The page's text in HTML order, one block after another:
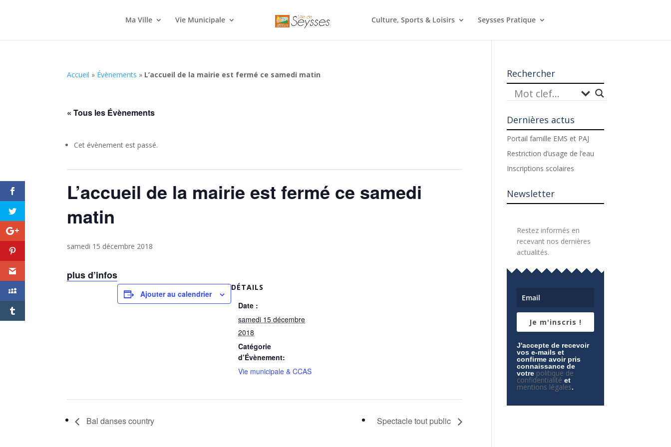
Ma Ville Vie Municipale Culture, Sports & Loisirs Seysses Pratique
Accueil » Évènements » L’accueil de la mairie est fermé ce samedi matin
« Tous les Évènements
Cet évènement est passé.
L’accueil de la mairie est fermé ce samedi
matin
samedi 15 décembre 2018
plus d’infos
Ajouter au calendrier
DÉTAILS
Date :
samedi 15 décembre
2018
Catégorie
d’Évènement:
Vie municipale & CCAS
Bal danses country Spectacle tout public
Rechercher
Dernières actus
Portail famille EMS et PAJ
Restriction d’usage de l’eau
Inscriptions scolaires
Newsletter
Restez informés en
recevant nos dernières
actualités.
Je m'inscris !
J'accepte de recevoir
vos e-mails et
confirme avoir pris
connaissance de
votre politique de
confidentialité et
mentions légales.